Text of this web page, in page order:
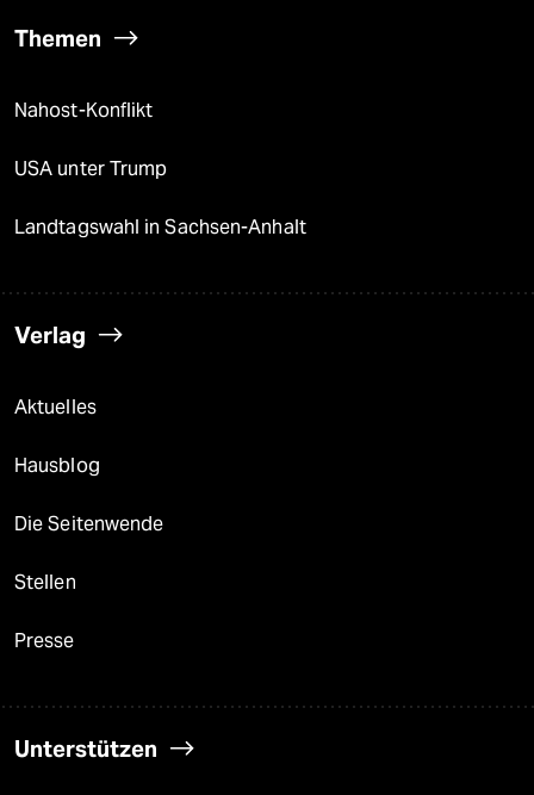
Themen
Nahost-Konflikt
USA unter Trump
Landtagswahl in Sachsen-Anhalt
Verlag
Aktuelles
Hausblog
Die Seitenwende
Stellen
Presse
Unterstützen